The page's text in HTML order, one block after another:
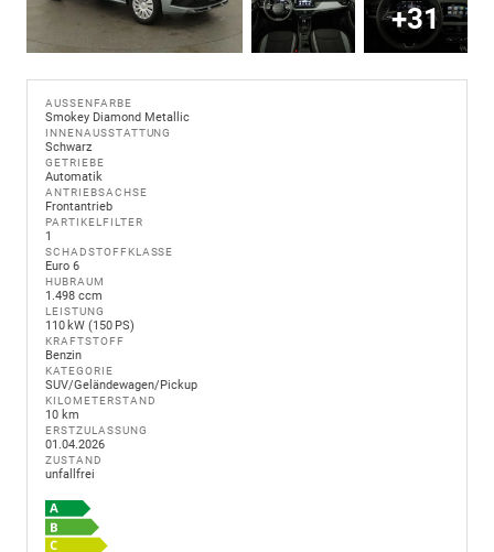
+31
AUSSENFARBE
Smokey Diamond Metallic
INNENAUSSTATTUNG
Schwarz
GETRIEBE
Automatik
ANTRIEBSACHSE
Frontantrieb
PARTIKELFILTER
1
SCHADSTOFFKLASSE
Euro 6
HUBRAUM
1.498 ccm
LEISTUNG
110 kW (150 PS)
KRAFTSTOFF
Benzin
KATEGORIE
SUV/Geländewagen/Pickup
KILOMETERSTAND
10 km
ERSTZULASSUNG
01.04.2026
ZUSTAND
unfallfrei